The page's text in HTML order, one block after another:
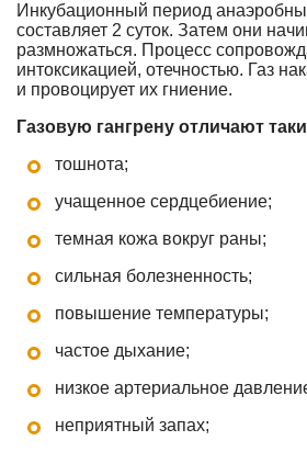
Инкубационный период
составляет 2 суток. Затем они
размножаться. Процесс
интоксикацией, отечностью. Газ
и провоцирует их гниение.
Газовую гангрену отличают
тошнота;
учащенное сердцебиение;
темная кожа вокруг раны;
сильная болезненность;
повышение температуры;
частое дыхание;
низкое артериальное
неприятный запах;